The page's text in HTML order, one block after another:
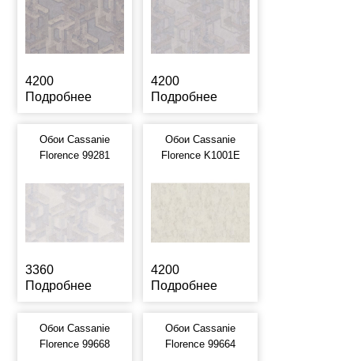
4200
Подробнее
4200
Подробнее
Обои Cassanie
Florence 99281
3360
Подробнее
Обои Cassanie
Florence K1001E
4200
Подробнее
Обои Cassanie
Florence 99668
Обои Cassanie
Florence 99664